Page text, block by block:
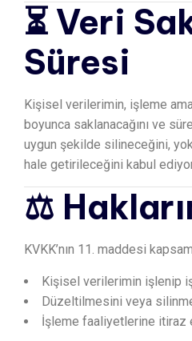
⏳ Veri
Süresi
Kişisel verilerimin, işleme
boyunca saklanacağını ve
uygun şekilde silineceğini,
hale getirileceğini kabul
⚖️
KVKK’nın 11. maddesi
Kişisel verilerimin işlenip
Düzeltilmesini veya
İşleme faaliyetlerine itiraz